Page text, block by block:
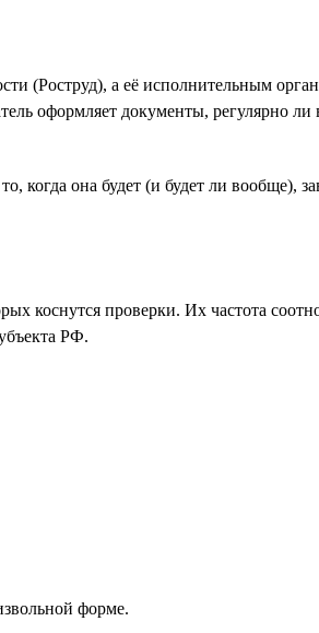
(Роструд), а её исполнительным
оформляет документы, регулярно ли
она будет (и будет ли вообще),
коснутся проверки. Их частота
РФ.
форме.